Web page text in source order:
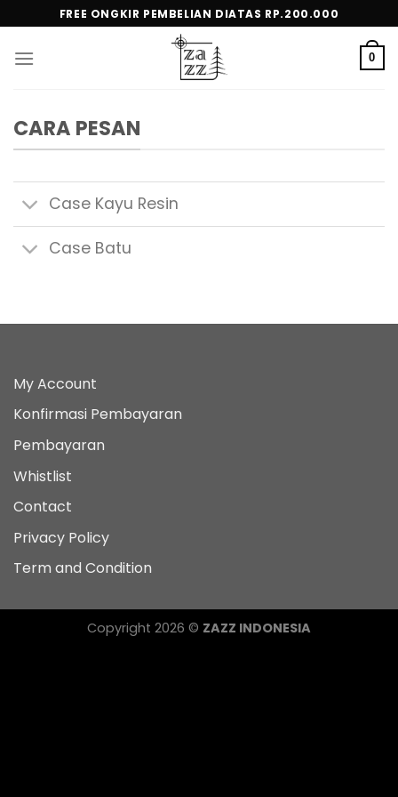
to
content
FREE ONGKIR PEMBELIAN DIATAS RP.200.000
0
CARA PESAN
Case Kayu Resin
Case Batu
My Account
Konfirmasi Pembayaran
Pembayaran
Whistlist
Contact
Privacy Policy
Term and Condition
Copyright 2026 © ZAZZ INDONESIA